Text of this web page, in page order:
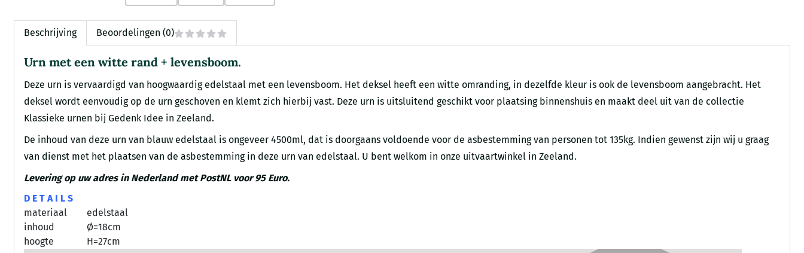
Beschrijving Beoordelingen (0)
Urn met een witte rand + levensboom.
Deze urn is vervaardigd van hoogwaardig edelstaal met een levensboom. Het deksel heeft een witte omranding, in dezelfde kleur is ook de levensboom aangebracht. Het
deksel wordt eenvoudig op de urn geschoven en klemt zich hierbij vast. Deze urn is uitsluitend geschikt voor plaatsing binnenshuis en maakt deel uit van de collectie
Klassieke urnen bij Gedenk Idee in Zeeland.
De inhoud van deze urn van blauw edelstaal is ongeveer 4500ml, dat is doorgaans voldoende voor de asbestemming van personen tot 135kg. Indien gewenst zijn wij u graag
van dienst met het plaatsen van de asbestemming in deze urn van edelstaal. U bent welkom in onze uitvaartwinkel in Zeeland.
Levering op uw adres in Nederland met PostNL voor 95 Euro.
D E T A I L S
materiaal
edelstaal
inhoud
Ø=18cm
hoogte
H=27cm